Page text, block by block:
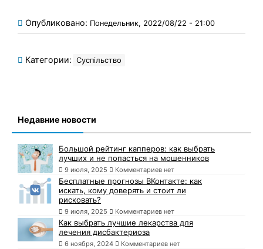
Опубликовано: Понедельник, 2022/08/22 - 21:00
Категории: Суспільство
Недавние новости
Большой рейтинг капперов: как выбрать
лучших и не попасться на мошенников
9 июля, 2025 Комментариев нет
Бесплатные прогнозы ВКонтакте: как
искать, кому доверять и стоит ли
рисковать?
9 июля, 2025 Комментариев нет
Как выбрать лучшие лекарства для
лечения дисбактериоза
6 ноября, 2024 Комментариев нет